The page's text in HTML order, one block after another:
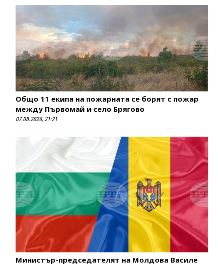
Общо 11 екипа на пожарната се борят с пожар
между Първомай и село Брягово
07.08.2026, 21:21
Министър-председателят на Молдова Василе